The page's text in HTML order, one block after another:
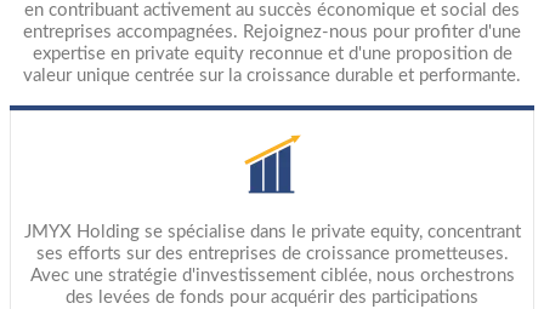
en contribuant activement au succès économique et social des
entreprises accompagnées. Rejoignez-nous pour profiter d'une
expertise en private equity reconnue et d'une proposition de
valeur unique centrée sur la croissance durable et performante.
JMYX Holding se spécialise dans le private equity, concentrant
ses efforts sur des entreprises de croissance prometteuses.
Avec une stratégie d'investissement ciblée, nous orchestrons
des levées de fonds pour acquérir des participations